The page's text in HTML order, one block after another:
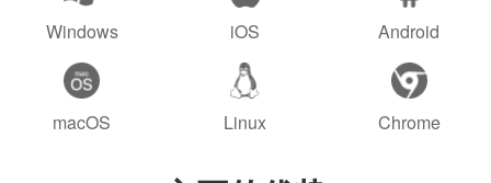
Windows iOS Android
macOS Linux Chrome